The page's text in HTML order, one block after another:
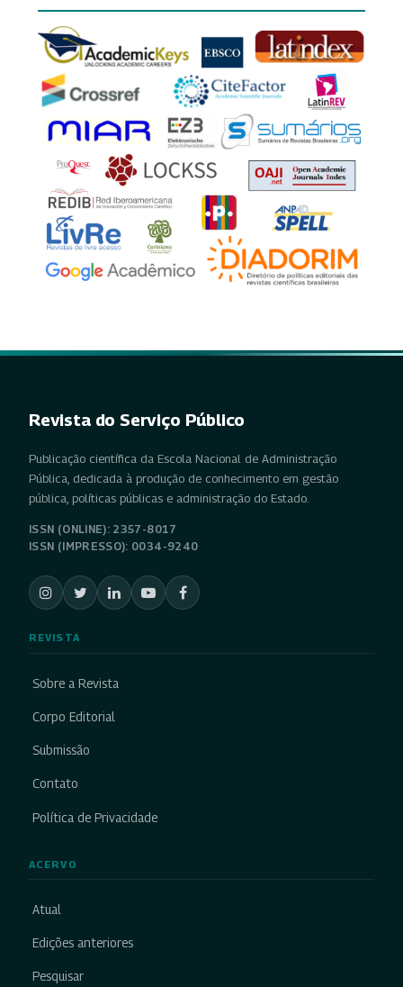
Revista do Serviço Público
Publicação científica da Escola Nacional de Administração
Pública, dedicada à produção de conhecimento em gestão
pública, políticas públicas e administração do Estado.
ISSN (ONLINE): 2357-8017
ISSN (IMPRESSO): 0034-9240
REVISTA
Sobre a Revista
Corpo Editorial
Submissão
Contato
Política de Privacidade
ACERVO
Atual
Edições anteriores
Pesquisar